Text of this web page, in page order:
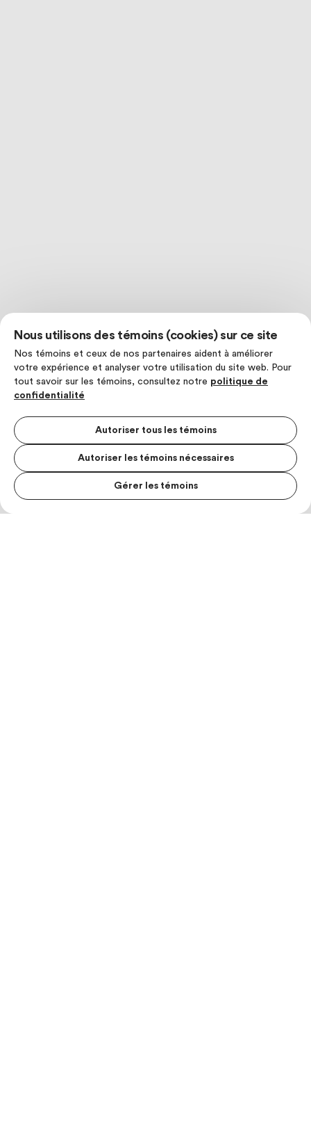
Nous utilisons des témoins (cookies) sur ce site
Nos témoins et ceux de nos partenaires aident à améliorer
votre expérience et analyser votre utilisation du site web. Pour
tout savoir sur les témoins, consultez notre politique de
confidentialité
Autoriser tous les témoins
Autoriser les témoins nécessaires
Gérer les témoins
MENU